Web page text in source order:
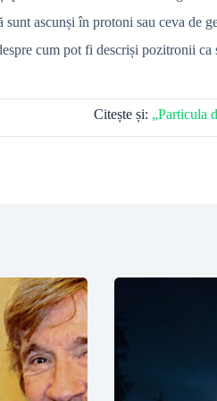
ascunși în protoni sau ceva de
cum pot fi descriși pozitronii
Citește și: „Particula